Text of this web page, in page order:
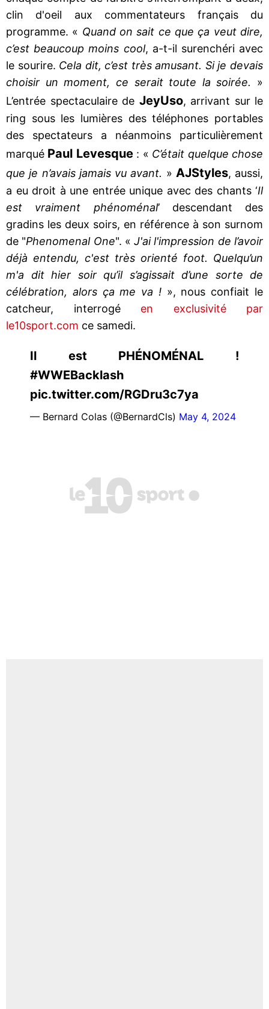
clin d'oeil aux commentateurs français du
programme. « Quand on sait ce que ça veut dire,
c’est beaucoup moins cool, a-t-il surenchéri avec
le sourire. Cela dit, c’est très amusant. Si je devais
choisir un moment, ce serait toute la soirée. »
L’entrée spectaculaire de JeyUso, arrivant sur le
ring sous les lumières des téléphones portables
des spectateurs a néanmoins particulièrement
marqué Paul Levesque: « C’était quelque chose
que je n’avais jamais vu avant. » AJStyles, aussi,
a eu droit à une entrée unique avec des chants ‘Il
est vraiment phénoménal’ descendant des
gradins les deux soirs, en référence à son surnom
de "Phenomenal One". «J'ai l'impression de l’avoir
déjà entendu, c'est très orienté foot. Quelqu’un
m'a dit hier soir qu’il s’agissait d’une sorte de
célébration, alors ça me va !», nous confiait le
catcheur, interrogé en exclusivité par
le10sport.com ce samedi.
Il est PHÉNOMÉNAL !
#WWEBacklash
pic.twitter.com/RGDru3c7ya
— Bernard Colas (@BernardCls) May 4, 2024